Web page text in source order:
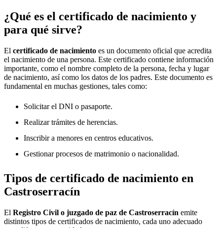
¿Qué es el certificado de nacimiento y
para qué sirve?
El certificado de nacimiento es un documento oficial que acredita
el nacimiento de una persona. Este certificado contiene información
importante, como el nombre completo de la persona, fecha y lugar
de nacimiento, así como los datos de los padres. Este documento es
fundamental en muchas gestiones, tales como:
Solicitar el DNI o pasaporte.
Realizar trámites de herencias.
Inscribir a menores en centros educativos.
Gestionar procesos de matrimonio o nacionalidad.
Tipos de certificado de nacimiento en
Castroserracín
El Registro Civil o juzgado de paz de Castroserracín emite
distintos tipos de certificados de nacimiento, cada uno adecuado